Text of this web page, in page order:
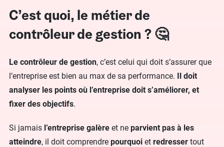
C’est quoi, le métier de
contrôleur de gestion ? 🤔
Le contrôleur de gestion, c’est celui qui doit s’assurer que
l’entreprise est bien au max de sa performance. Il doit
analyser les points où l’entreprise doit s’améliorer, et
fixer des objectifs.
Si jamais l’entreprise galère et ne parvient pas à les
atteindre, il doit comprendre pourquoi et redresser tout